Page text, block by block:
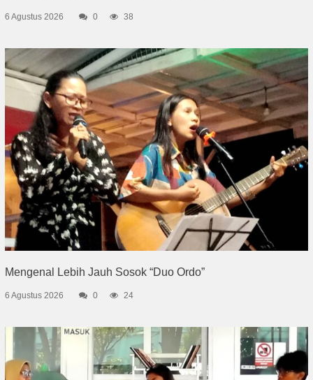
6 Agustus 2026 0 38
Mengenal Lebih Jauh Sosok “Duo Ordo”
6 Agustus 2026 0 24